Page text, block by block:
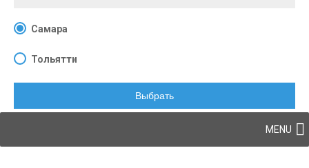
Самара
Тольятти
Выбрать
MENU